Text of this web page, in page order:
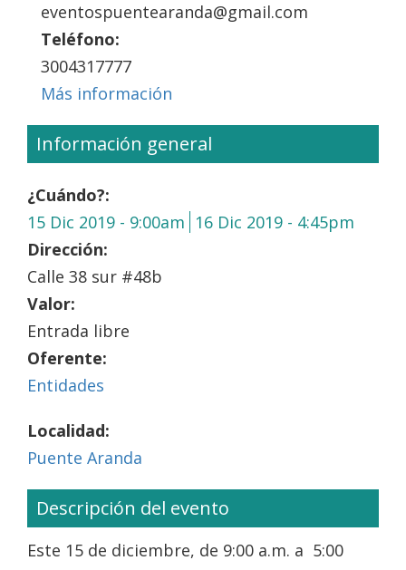
eventospuentearanda@gmail.com
Teléfono:
3004317777
Más información
Información general
¿Cuándo?:
15 Dic 2019 - 9:00am 16 Dic 2019 - 4:45pm
Dirección:
Calle 38 sur #48b
Valor:
Entrada libre
Oferente:
Entidades
Localidad:
Puente Aranda
Descripción del evento
Este 15 de diciembre, de 9:00 a.m. a 5:00